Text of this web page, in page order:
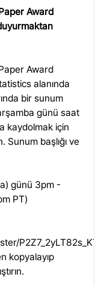
Award
Award
alanında
bir sunum
günü saat
kaydolmak için
Sunum başlığı ve
günü 3pm -
PT)
kopyalayıp